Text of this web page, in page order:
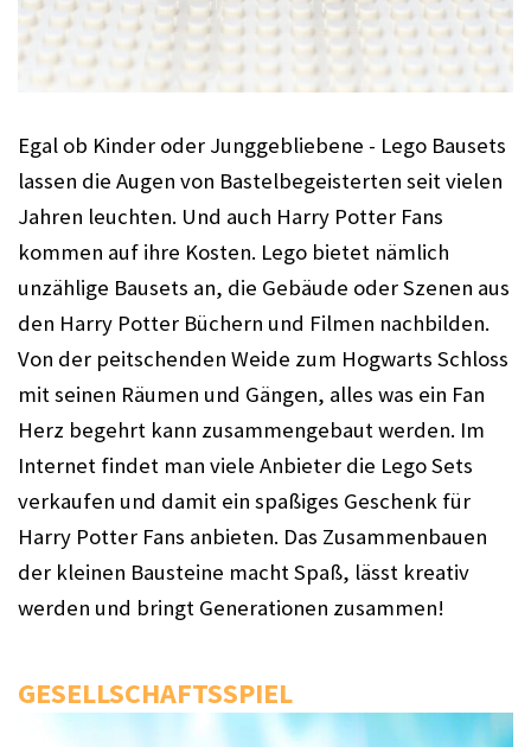
Egal ob Kinder oder Junggebliebene - Lego Bausets
lassen die Augen von Bastelbegeisterten seit vielen
Jahren leuchten. Und auch Harry Potter Fans
kommen auf ihre Kosten. Lego bietet nämlich
unzählige Bausets an, die Gebäude oder Szenen aus
den Harry Potter Büchern und Filmen nachbilden.
Von der peitschenden Weide zum Hogwarts Schloss
mit seinen Räumen und Gängen, alles was ein Fan
Herz begehrt kann zusammengebaut werden. Im
Internet findet man viele Anbieter die Lego Sets
verkaufen und damit ein spaßiges Geschenk für
Harry Potter Fans anbieten. Das Zusammenbauen
der kleinen Bausteine macht Spaß, lässt kreativ
werden und bringt Generationen zusammen!
GESELLSCHAFTSSPIEL